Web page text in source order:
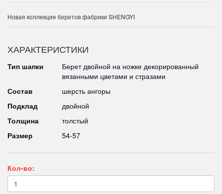
Новая коллекция беретов фабрики SHENGYI
ХАРАКТЕРИСТИКИ
Тип шапки
Берет двойной на ножке декорированный
вязанными цветами и стразами
Состав
шерсть ангоры
Подклад
двойной
Толщина
толстый
Размер
54-57
Кол-во: